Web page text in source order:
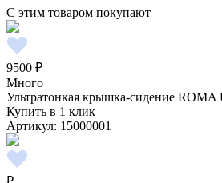
С этим товаром покупают
9500 ₽
Много
Ультратонкая крышка-сидение
Купить в 1 клик
Артикул: 15000001